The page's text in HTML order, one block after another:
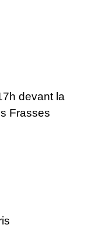
devant la
Frasses